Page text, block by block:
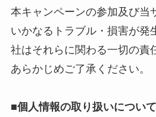
本キャンペーンの参加及び当
いかなるトラブル・損害が発
社はそれらに関わる一切の責
あらかじめご了承ください。
■個人情報の取り扱いについて